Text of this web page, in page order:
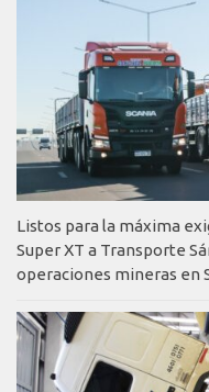
Listos para la máxima
Super XT a Transporte
operaciones mineras en